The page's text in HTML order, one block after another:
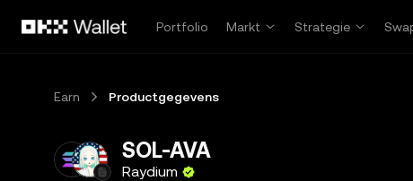
Portfolio
Markt Strategie
Earn Productgegevens
SOL-AVA
Raydium